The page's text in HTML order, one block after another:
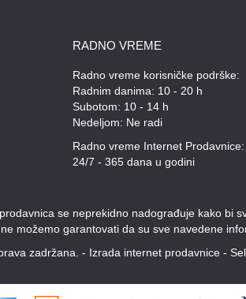
RADNO VREME
Radno vreme korisničke podrške:
Radnim danima: 10 - 20 h
Subotom: 10 - 14 h
Nedeljom: Ne radi
Radno vreme Internet Prodavnice:
24/7 - 365 dana u godini
se neprekidno nadograđuje kako bi
možemo garantovati da su sve navedene
zadržana. - Izrada internet prodavnice -